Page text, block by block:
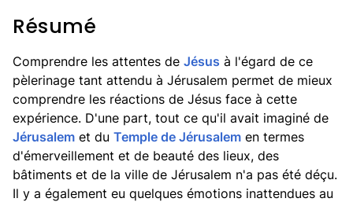
Résumé
Comprendre les attentes de Jésus à l'égard de ce
pèlerinage tant attendu à Jérusalem permet de mieux
comprendre les réactions de Jésus face à cette
expérience. D'une part, tout ce qu'il avait imaginé de
Jérusalem et du Temple de Jérusalem en termes
d'émerveillement et de beauté des lieux, des
bâtiments et de la ville de Jérusalem n'a pas été déçu.
Il y a également eu quelques émotions inattendues au